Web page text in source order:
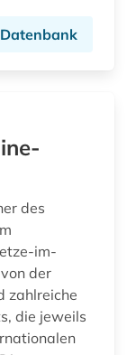
des
im-
der
zahlreiche
die jeweils